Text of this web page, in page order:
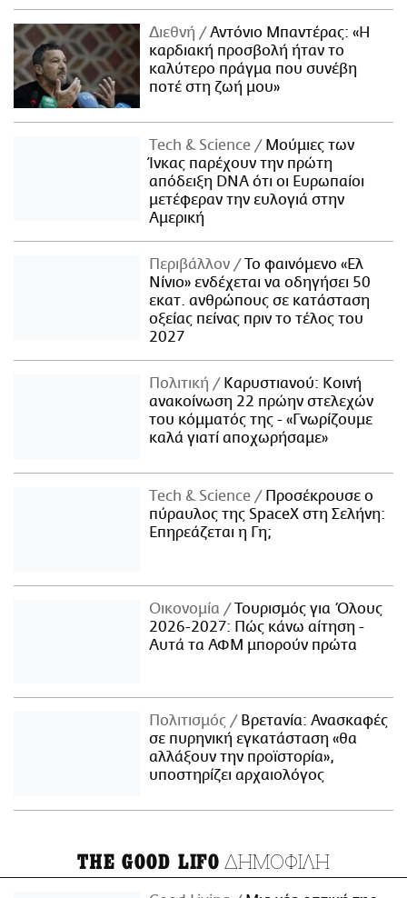
Διεθνή
Αντόνιο Μπαντέρας: «Η
καρδιακή προσβολή ήταν το
καλύτερο πράγμα που συνέβη
ποτέ στη ζωή μου»
Τech & Science
Μούμιες των
Ίνκας παρέχουν την πρώτη
απόδειξη DNA ότι οι Ευρωπαίοι
μετέφεραν την ευλογιά στην
Αμερική
Περιβάλλον
Το φαινόμενο «Ελ
Νίνιο» ενδέχεται να οδηγήσει 50
εκατ. ανθρώπους σε κατάσταση
οξείας πείνας πριν το τέλος του
2027
Πολιτική
Καρυστιανού: Κοινή
ανακοίνωση 22 πρώην στελεχών
του κόμματός της - «Γνωρίζουμε
καλά γιατί αποχωρήσαμε»
Τech & Science
Προσέκρουσε ο
πύραυλος της SpaceX στη Σελήνη:
Επηρεάζεται η Γη;
Οικονομία
Τουρισμός για Όλους
2026-2027: Πώς κάνω αίτηση -
Αυτά τα ΑΦΜ μπορούν πρώτα
Πολιτισμός
Βρετανία: Ανασκαφές
σε πυρηνική εγκατάσταση «θα
αλλάξουν την προϊστορία»,
υποστηρίζει αρχαιολόγος
THE GOOD LIFO ΔΗΜΟΦΙΛΗ